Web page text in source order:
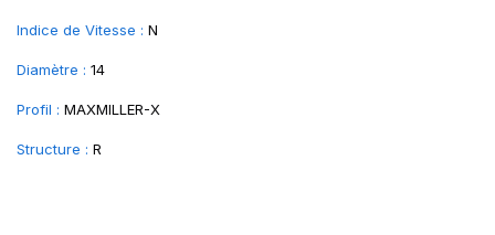
Indice de Vitesse : N
Diamètre : 14
Profil : MAXMILLER-X
Structure : R